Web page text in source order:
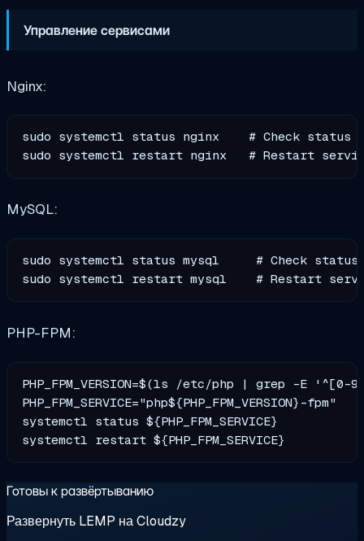
Управление сервисами
Nginx:
sudo systemctl status nginx    # Check status
MySQL:
sudo systemctl status mysql     # Check status
PHP-FPM:
PHP_FPM_VERSION=$(ls /etc/php | grep -E
PHP_FPM_SERVICE="php${PHP_FPM_VERSION}-fpm"
systemctl status ${PHP_FPM_SERVICE}
Готовы к развёртыванию
Развернуть LEMP на Cloudzy